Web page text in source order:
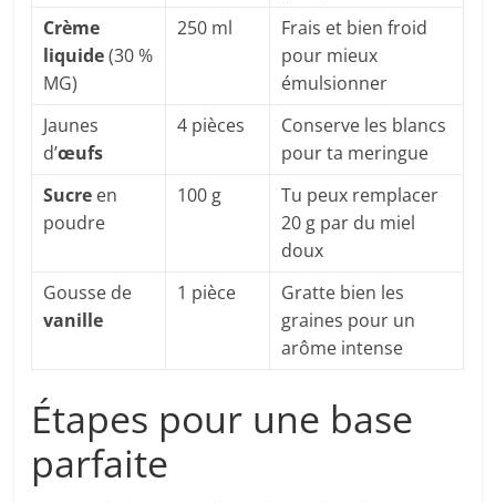
Crème
liquide(30 %
MG)
250 ml
Frais et bien froid
pour mieux
émulsionner
Jaunes
d’œufs
4 pièces
Conserve les blancs
pour ta meringue
Sucre en
poudre
100 g
Tu peux remplacer
20 g par du miel
doux
Gousse de
vanille
1 pièce
Gratte bien les
graines pour un
arôme intense
Étapes pour une base
parfaite